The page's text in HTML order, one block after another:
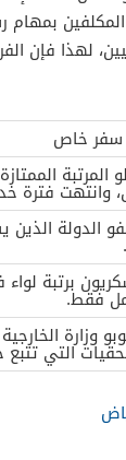
المكلفين
لهذا فإن
سفر خاص
المرتبة
وانتهت فترة
الدولة الذين
برتبة
فقط.
وزارة
التي